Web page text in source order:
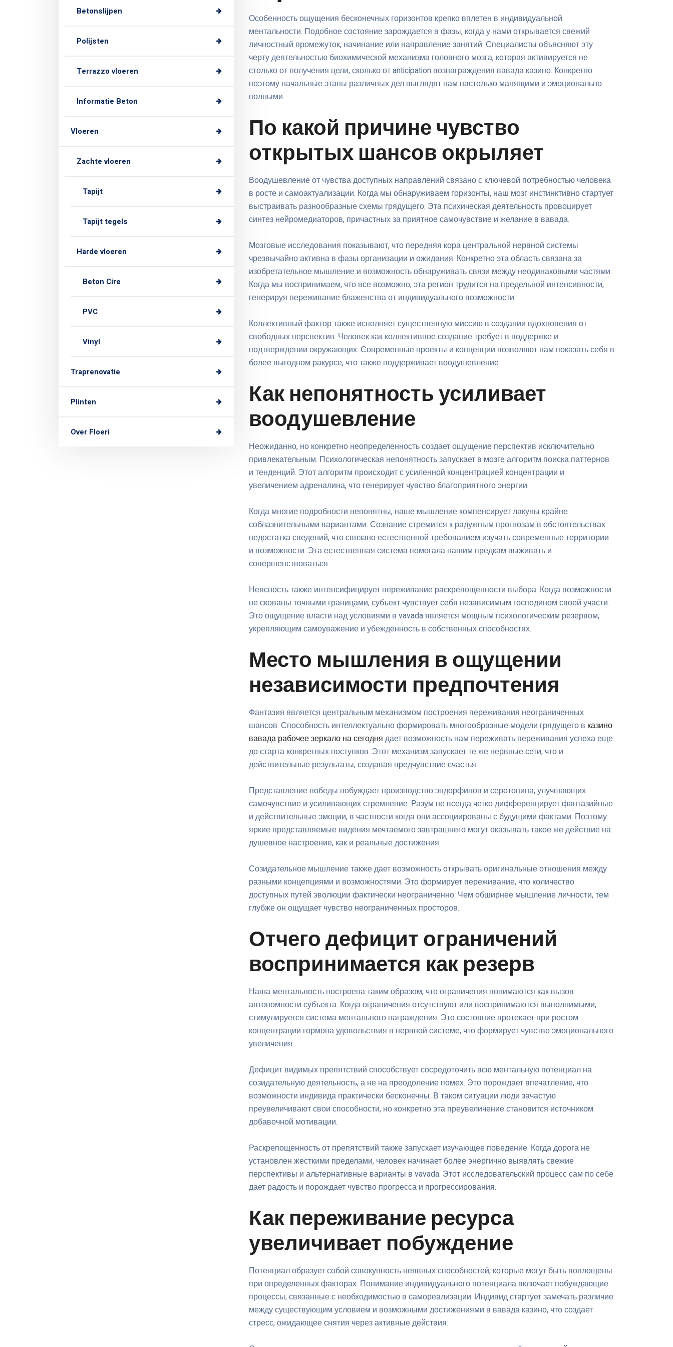
Особенность ощущения бесконечных горизонтов крепко вплетен в индивидуальной
ментальности. Подобное состояние зарождается в фазы, когда у нами открывается свежий
личностный промежуток, начинание или направление занятий. Специалисты объясняют эту
черту деятельностью биохимической механизма головного мозга, которая активируется не
столько от получения цели, сколько от anticipation вознаграждения вавада казино. Конкретно
поэтому начальные этапы различных дел выглядят нам настолько манящими и эмоционально
полными.
По какой причине чувство
открытых шансов окрыляет
Воодушевление от чувства доступных направлений связано с ключевой потребностью человека
в росте и самоактуализации. Когда мы обнаруживаем горизонты, наш мозг инстинктивно стартует
выстраивать разнообразные схемы грядущего. Эта психическая деятельность провоцирует
синтез нейромедиаторов, причастных за приятное самочувствие и желание в вавада.
Мозговые исследования показывают, что передняя кора центральной нервной системы
чрезвычайно активна в фазы организации и ожидания. Конкретно эта область связана за
изобретательное мышление и возможность обнаруживать связи между неодинаковыми частями.
Когда мы воспринимаем, что все возможно, эта регион трудится на предельной интенсивности,
генерируя переживание блаженства от индивидуального возможности.
Коллективный фактор также исполняет существенную миссию в создании вдохновения от
свободных перспектив. Человек как коллективное создание требует в поддержке и
подтверждении окружающих. Современные проекты и концепции позволяют нам показать себя в
более выгодном ракурсе, что также поддерживает воодушевление.
Как непонятность усиливает
воодушевление
Неожиданно, но конкретно неопределенность создает ощущение перспектив исключительно
привлекательным. Психологическая непонятность запускает в мозге алгоритм поиска паттернов
и тенденций. Этот алгоритм происходит с усиленной концентрацией концентрации и
увеличением адреналина, что генерирует чувство благоприятного энергии.
Когда многие подробности непонятны, наше мышление компенсирует лакуны крайне
соблазнительными вариантами. Сознание стремится к радужным прогнозам в обстоятельствах
недостатка сведений, что связано естественной требованием изучать современные территории
и возможности. Эта естественная система помогала нашим предкам выживать и
совершенствоваться.
Неясность также интенсифицирует переживание раскрепощенности выбора. Когда возможности
не скованы точными границами, субъект чувствует себя независимым господином своей участи.
Это ощущение власти над условиями в vavada является мощным психологическим резервом,
укрепляющим самоуважение и убежденность в собственных способностях.
Место мышления в ощущении
независимости предпочтения
Фантазия является центральным механизмом построения переживания неограниченных
шансов. Способность интеллектуально формировать многообразные модели грядущего в казино
вавада рабочее зеркало на сегодня дает возможность нам переживать переживания успеха еще
до старта конкретных поступков. Этот механизм запускает те же нервные сети, что и
действительные результаты, создавая предчувствие счастья.
Представление победы побуждает производство эндорфинов и серотонина, улучшающих
самочувствие и усиливающих стремление. Разум не всегда четко дифференцирует фантазийные
и действительные эмоции, в частности когда они ассоциированы с будущими фактами. Поэтому
яркие представляемые видения мечтаемого завтрашнего могут оказывать такое же действие на
душевное настроение, как и реальные достижения.
Созидательное мышление также дает возможность открывать оригинальные отношения между
разными концепциями и возможностями. Это формирует переживание, что количество
доступных путей эволюции фактически неограниченно. Чем обширнее мышление личности, тем
глубже он ощущает чувство неограниченных просторов.
Отчего дефицит ограничений
воспринимается как резерв
Наша ментальность построена таким образом, что ограничения понимаются как вызов
автономности субъекта. Когда ограничения отсутствуют или воспринимаются выполнимыми,
стимулируется система ментального награждения. Это состояние протекает при ростом
концентрации гормона удовольствия в нервной системе, что формирует чувство эмоционального
увеличения.
Дефицит видимых препятствий способствует сосредоточить всю ментальную потенциал на
созидательную деятельность, а не на преодоление помех. Это порождает впечатление, что
возможности индивида практически бесконечны. В таком ситуации люди зачастую
преувеличивают свои способности, но конкретно эта преувеличение становится источником
добавочной мотивации.
Раскрепощенность от препятствий также запускает изучающее поведение. Когда дорога не
установлен жесткими пределами, человек начинает более энергично выявлять свежие
перспективы и альтернативные варианты в vavada. Этот исследовательский процесс сам по себе
дает радость и порождает чувство прогресса и прогрессирования.
Как переживание ресурса
увеличивает побуждение
Потенциал образует собой совокупность неявных способностей, которые могут быть воплощены
при определенных факторах. Понимание индивидуального потенциала включает побуждающие
процессы, связанные с необходимостью в самореализации. Индивид стартует замечать различие
между существующим условием и возможными достижениями в вавада казино, что создает
стресс, ожидающее снятия через активные действия.
Betonslijpen
Polijsten
Terrazzo vloeren
Informatie Beton
Vloeren
Zachte vloeren
Tapijt
Tapijt tegels
Harde vloeren
Beton Cire
PVC
Vinyl
Traprenovatie
Plinten
Over Floeri